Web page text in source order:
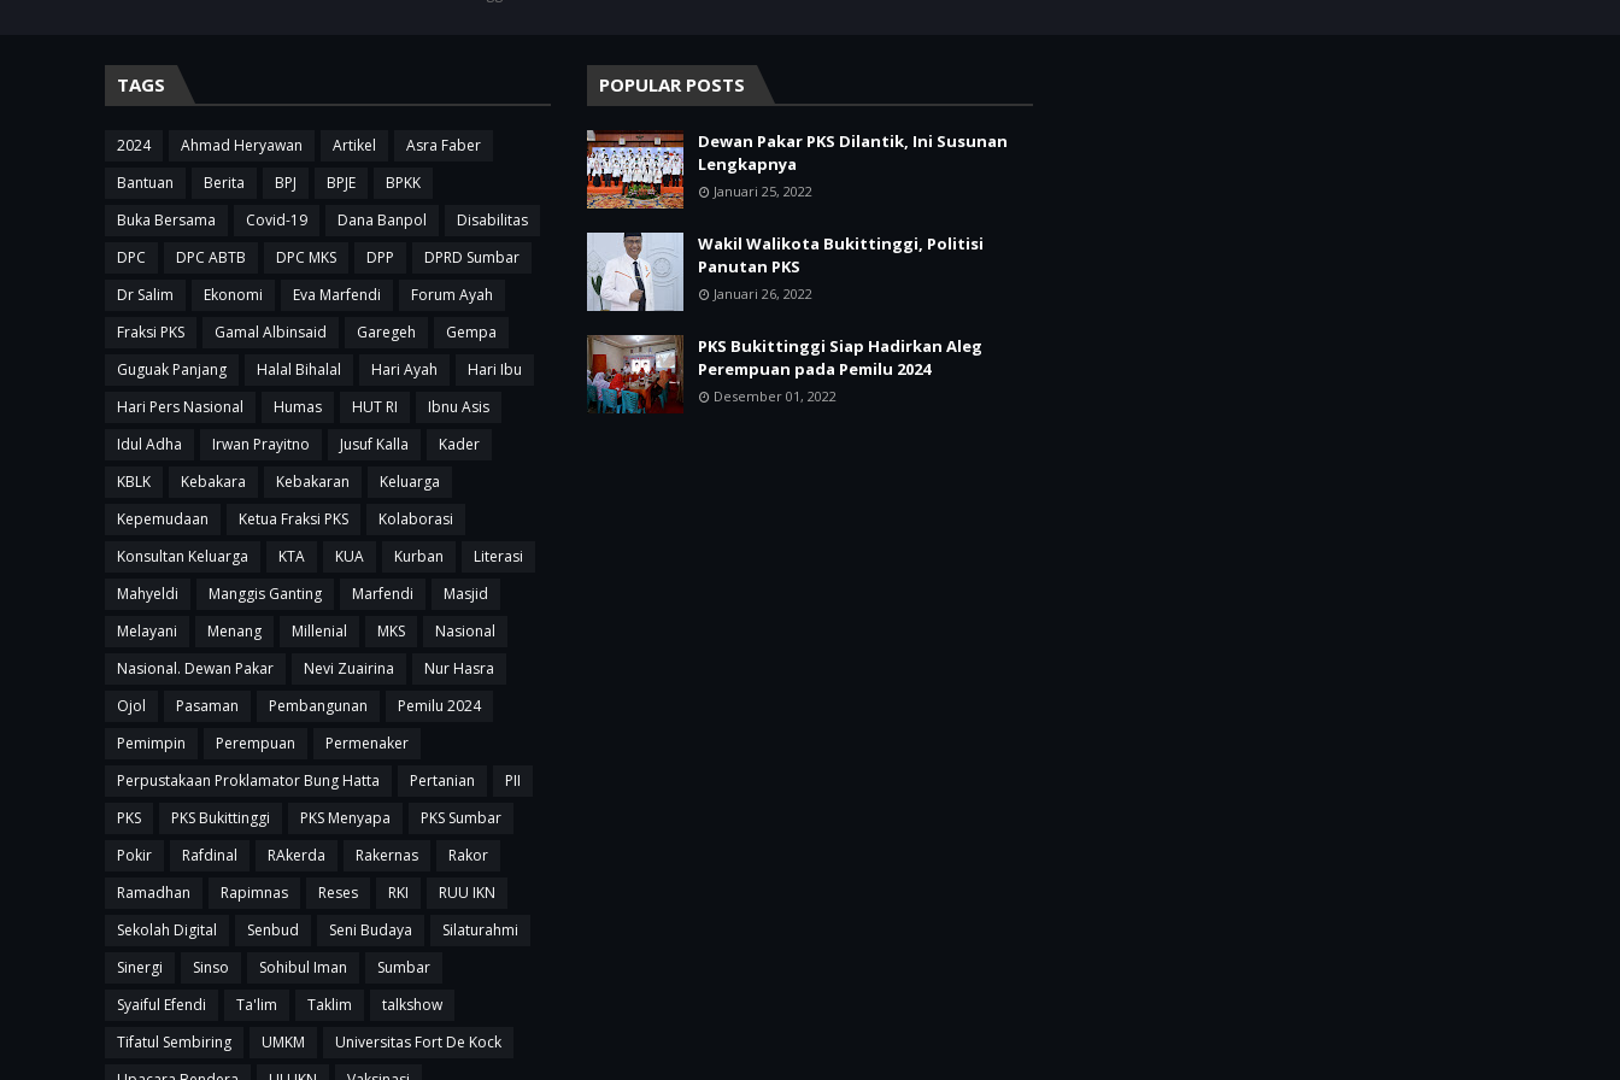
TAGS
2024 Ahmad Heryawan Artikel
Asra Faber
Bantuan
Berita BPJ BPJE
BPKK
Buka Bersama
Covid-19 Dana Banpol
Disabilitas
DPC
DPC ABTB DPC MKS DPP
DPRD Sumbar
Dr Salim
Ekonomi Eva Marfendi
Forum Ayah
Fraksi PKS
Gamal Albinsaid Garegeh
Gempa
Guguak Panjang
Halal Bihalal Hari Ayah
Hari Ibu
Hari Pers Nasional
Humas HUT RI
Ibnu Asis
Idul Adha
Irwan Prayitno Jusuf Kalla
Kader
KBLK
Kebakara Kebakaran
Keluarga
Kepemudaan
Ketua Fraksi PKS
Kolaborasi
Konsultan Keluarga
KTA KUA Kurban
Literasi
Mahyeldi
Manggis Ganting Marfendi
Masjid
Melayani
Menang Millenial MKS
Nasional
Nasional. Dewan Pakar
Nevi Zuairina
Nur Hasra
Ojol
Pasaman Pembangunan
Pemilu 2024
Pemimpin
Perempuan
Permenaker
Perpustakaan Proklamator Bung Hatta
Pertanian
PII
PKS
PKS Bukittinggi PKS Menyapa
PKS Sumbar
Pokir
Rafdinal RAkerda Rakernas
Rakor
Ramadhan
Rapimnas Reses RKI
RUU IKN
Sekolah Digital
Senbud Seni Budaya
Silaturahmi
Sinergi
Sinso Sohibul Iman
Sumbar
Syaiful Efendi
Ta'lim Taklim
talkshow
Tifatul Sembiring
UMKM
Universitas Fort De Kock
POPULAR POSTS
Dewan Pakar PKS Dilantik, Ini Susunan
Lengkapnya
Januari 25, 2022
Wakil Walikota Bukittinggi, Politisi
Panutan PKS
Januari 26, 2022
PKS Bukittinggi Siap Hadirkan Aleg
Perempuan pada Pemilu 2024
Desember 01, 2022